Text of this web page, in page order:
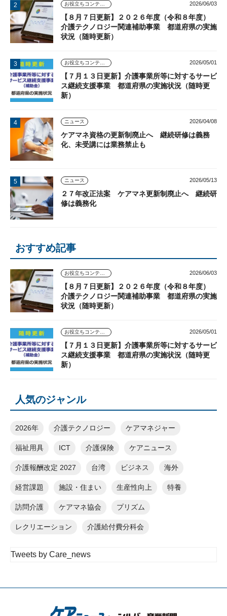
2026/06/03
【８月７日更新】２０２６年度（令和８年度）
介護テクノロジー関連補助事業 都道府県の実施
状況（随時更新）
2026/05/01
【７月１３日更新】介護事業所等に対するサービ
ス継続支援事業 都道府県の実施状況（随時更
新）
ニュース 2026/04/08
ケアマネ資格の更新制廃止へ 継続研修は義務
化、未受講には業務禁止も
ニュース 2026/05/13
２７年改正法案 ケアマネ更新制廃止へ 継続研
修は義務化
おすすめ記事
2026/06/03
【８月７日更新】２０２６年度（令和８年度）
介護テクノロジー関連補助事業 都道府県の実施
状況（随時更新）
2026/05/01
【７月１３日更新】介護事業所等に対するサービ
ス継続支援事業 都道府県の実施状況（随時更
新）
人気のジャンル
2026年 介護テクノロジー ケアマネジャー
福祉用具 ICT 介護保険 ケアニュース
介護報酬改定 2027 台湾 ビジネス 海外
経営課題 施設・住まい 生産性向上 特養
訪問介護 ケアマネ協会 プリズム
レクリエーション 介護給付費分科会
Tweets by Care_news